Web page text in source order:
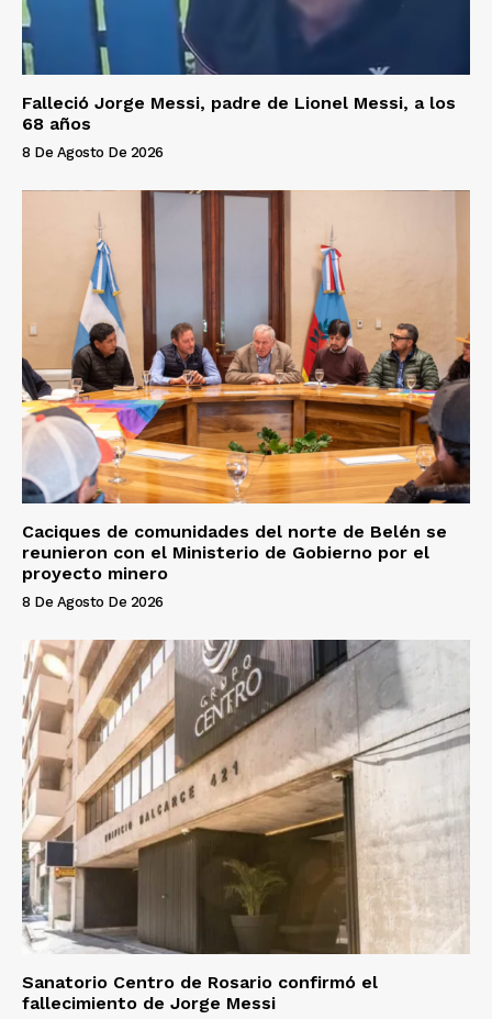
Falleció Jorge Messi, padre de Lionel Messi, a los
68 años
8 De Agosto De 2026
Caciques de comunidades del norte de Belén se
reunieron con el Ministerio de Gobierno por el
proyecto minero
8 De Agosto De 2026
Sanatorio Centro de Rosario confirmó el
fallecimiento de Jorge Messi